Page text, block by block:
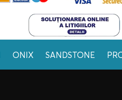
ONIX SANDSTONE